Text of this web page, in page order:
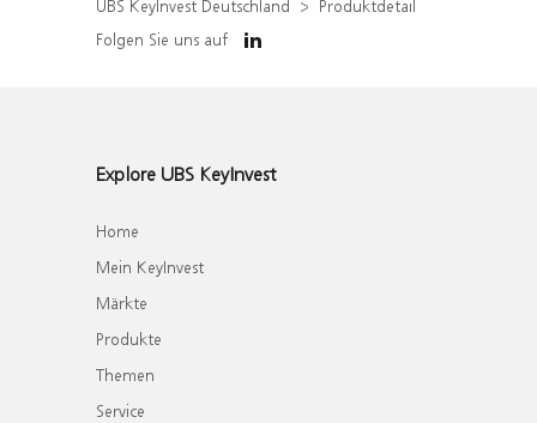
UBS KeyInvest Deutschland
Produktdetail
Folgen Sie uns auf
Explore UBS KeyInvest
Home
Mein KeyInvest
Märkte
Produkte
Themen
Service